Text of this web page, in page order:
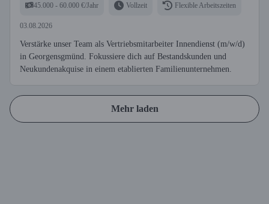
45.000 - 60.000 €/Jahr Vollzeit Flexible Arbeitszeiten
03.08.2026
Verstärke unser Team als Vertriebsmitarbeiter Innendienst (m/w/d)
in Georgensgmünd. Fokussiere dich auf Bestandskunden und
Neukundenakquise in einem etablierten Familienunternehmen.
Mehr laden